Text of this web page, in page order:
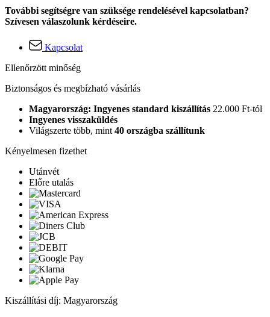
További segítségre van szüksége rendelésével kapcsolatban?
Szívesen válaszolunk kérdéseire.
Kapcsolat
Ellenőrzött minőség
Biztonságos és megbízható vásárlás
Magyarország: Ingyenes standard kiszállítás 22.000 Ft-tól
Ingyenes visszaküldés
Világszerte több, mint 40 országba szállítunk
Kényelmesen fizethet
Utánvét
Előre utalás
Kiszállítási díj: Magyarország